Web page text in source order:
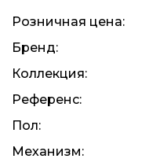
Розничная цена:
Бренд:
Коллекция:
Референс:
Пол:
Механизм: